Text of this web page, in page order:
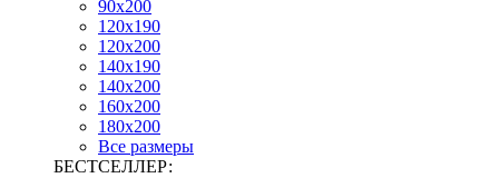
90х200
120х190
120х200
140х190
140х200
160х200
180х200
Все размеры
БЕСТСЕЛЛЕР: